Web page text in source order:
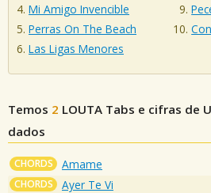
Mi Amigo Invencible
Perras On The Beach
Las Ligas Menores
Temos 2 LOUTA Tabs e cifras de
dados
CHORDS Amame
CHORDS Ayer Te Vi